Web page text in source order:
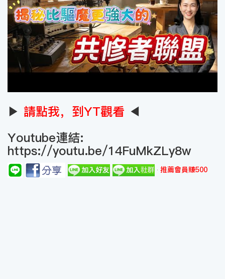
▶ 請點我，到YT觀看 ◀
Youtube連結:
https://youtu.be/14FuMkZLy8w
推薦會員賺500